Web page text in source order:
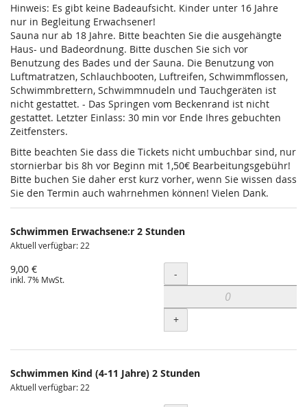
Hinweis: Es gibt keine Badeaufsicht. Kinder unter 16 Jahre
nur in Begleitung Erwachsener!
Sauna nur ab 18 Jahre. Bitte beachten Sie die ausgehängte
Haus- und Badeordnung. Bitte duschen Sie sich vor
Benutzung des Bades und der Sauna. Die Benutzung von
Luftmatratzen, Schlauchbooten, Luftreifen, Schwimmflossen,
Schwimmbrettern, Schwimmnudeln und Tauchgeräten ist
nicht gestattet. - Das Springen vom Beckenrand ist nicht
gestattet. Letzter Einlass: 30 min vor Ende Ihres gebuchten
Zeitfensters.
Bitte beachten Sie dass die Tickets nicht umbuchbar sind, nur
stornierbar bis 8h vor Beginn mit 1,50€ Bearbeitungsgebühr!
Bitte buchen Sie daher erst kurz vorher, wenn Sie wissen dass
Sie den Termin auch wahrnehmen können! Vielen Dank.
Schwimmen Erwachsene:r 2 Stunden
Aktuell verfügbar: 22
9,00 €
inkl. 7% MwSt. Menge
-
+
Schwimmen Kind (4-11 Jahre) 2 Stunden
Aktuell verfügbar: 22